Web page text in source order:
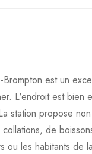
est un
L'endroit est bien
station propose
de
ou les habitants de